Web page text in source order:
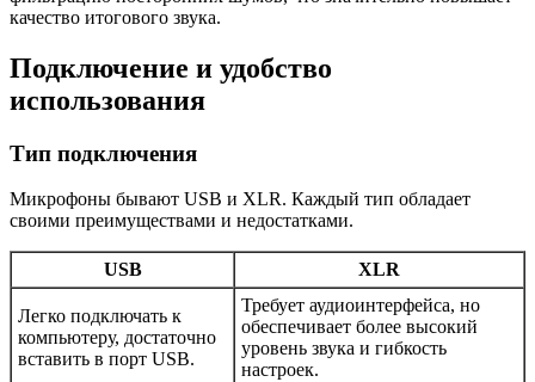
качество итогового звука.
Подключение и удобство
использования
Тип подключения
Микрофоны бывают USB и XLR. Каждый тип обладает
своими преимуществами и недостатками.
USB XLR
Легко подключать к
компьютеру, достаточно
вставить в порт USB.
Требует аудиоинтерфейса, но
обеспечивает более высокий
уровень звука и гибкость
настроек.